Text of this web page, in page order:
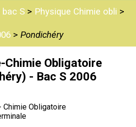
bac S > Physique Chimie obli >
> Pondichéry
Chimie Obligatoire
- Bac S 2006
Chimie Obligatoire